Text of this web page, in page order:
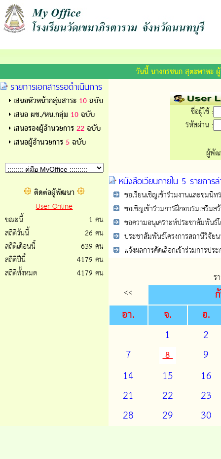
modules/index/index.php
วันนี้ นางกรชนก สุตะพาหะ ผู้
รายการเอกสารรอดำเนินการ
เสนอหัวหน้ากลุ่มสาระ 10ฉบับ
เสนอ ผช./หน.กลุ่ม 10ฉบับ
เสนอรองผู้อำนวยการ22ฉบับ
เสนอผู้อำนวยการ5ฉบับ
ติดต่อผู้พัฒนา
User Online
ขณะนี้
1 คน
สถิติวันนี้
26 คน
สถิติเดือนนี้
639 คน
สถิติปีนี้
4179 คน
สถิติทั้งหมด
4179 คน
ชื่อผู้ใช้ :
รหัสผ่าน :
ผู้พั
หนังสือเวียนภายใน 5 รายการ
ขอเรียนเชิญเข้าร่วมงานและชมนิ
ขอเชิญเข้าร่วมการฝึกอบรมเสริม
ขอความอนุเคราะห์ประชาสัมพัน
ประชาสัมพันธ์โครงการสถานีวิจั
แจ้งผลการคัดเลือกเข้าร่วมการป
ร
<<
อา.
จ. อ.
1
2
7
8
9
14
15
16
21
22
23
28
29 30